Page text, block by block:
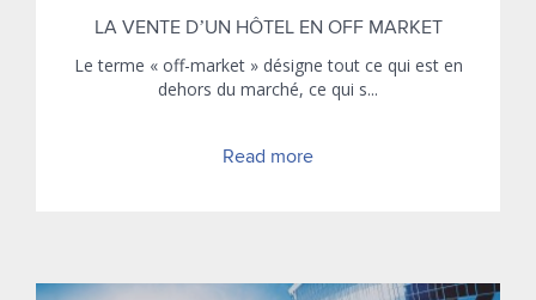
LA VENTE D’UN HÔTEL EN OFF MARKET
Le terme « off-market » désigne tout ce qui est en
dehors du marché, ce qui s...
Read more